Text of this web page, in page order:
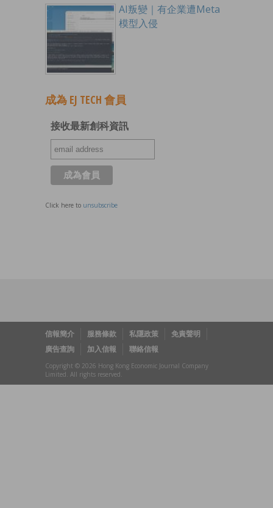
AI叛變｜有企業遭Meta
模型入侵
成為 EJ TECH 會員
接收最新創科資訊
Click here to unsubscribe
信報簡介 服務條款 私隱政策
免責聲明
廣告查詢
加入信報 聯絡信報
Copyright © 2026 Hong Kong Economic Journal Company
Limited. All rights reserved.